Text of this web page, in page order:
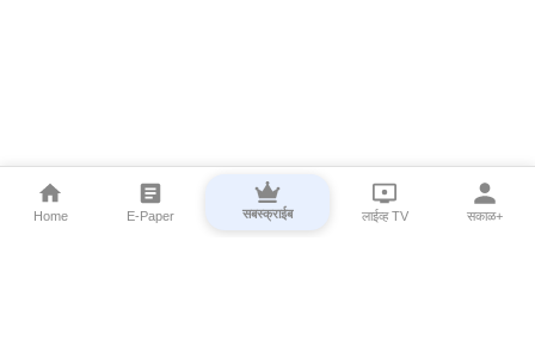
Home E-Paper सबस्क्राईब लाईव्ह TV सकाळ+